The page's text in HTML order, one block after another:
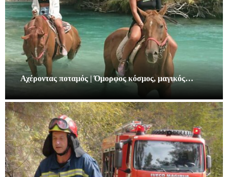
Αχέροντας ποταμός | Όμορφος κόσμος, μαγικός…